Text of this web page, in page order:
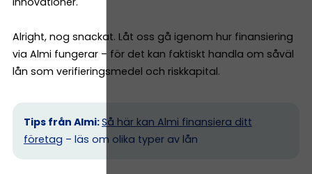
Alright, nog snackat. Låt oss gå igenom hur finansiering
via Almi fungerar – för det kan faktiskt handla om såväl
lån som verifieringsmedel och riskkapital.
Tips från Almi:Så här kan Almi finansiera ditt
företag – läs om olika typer av lån